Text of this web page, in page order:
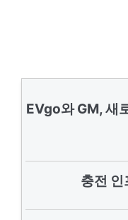
EVgo와 GM, 새
충전 인